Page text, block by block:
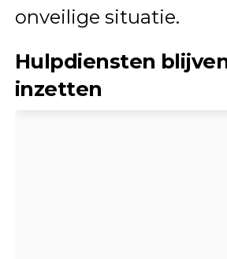
onveilige situatie.
Hulpdiensten
inzetten